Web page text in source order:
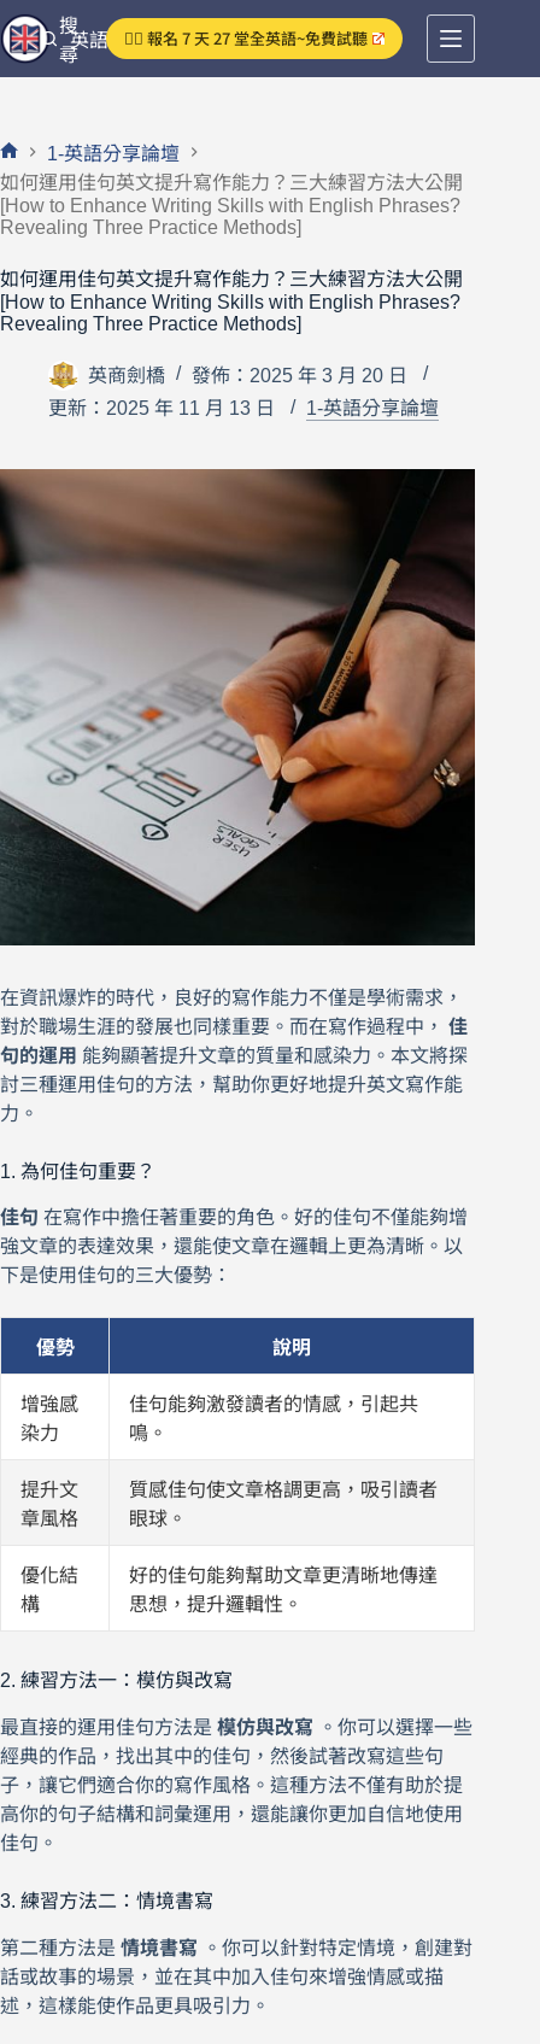
跳
至
主
容
英語分享論壇
搜
尋
👉🏻 報名 7 天 27 堂全英語~免費試聽
首
頁
1-英語分享論壇
如何運用佳句英文提升寫作能力？三大練習方法大公開
[How to Enhance Writing Skills with English Phrases?
Revealing Three Practice Methods]
如何運用佳句英文提升寫作能力？三大練習方法大公開
[How to Enhance Writing Skills with English Phrases?
Revealing Three Practice Methods]
英商劍橋
發佈：2025 年 3 月 20 日
更新：2025 年 11 月 13 日
1-英語分享論壇
在資訊爆炸的時代，良好的寫作能力不僅是學術需求，
對於職場生涯的發展也同樣重要。而在寫作過程中， 佳
句的運用 能夠顯著提升文章的質量和感染力。本文將探
討三種運用佳句的方法，幫助你更好地提升英文寫作能
力。
1. 為何佳句重要？
佳句 在寫作中擔任著重要的角色。好的佳句不僅能夠增
強文章的表達效果，還能使文章在邏輯上更為清晰。以
下是使用佳句的三大優勢：
優勢 說明
增強感
染力
佳句能夠激發讀者的情感，引起共
鳴。
提升文
章風格
質感佳句使文章格調更高，吸引讀者
眼球。
優化結
構
好的佳句能夠幫助文章更清晰地傳達
思想，提升邏輯性。
2. 練習方法一：模仿與改寫
最直接的運用佳句方法是 模仿與改寫 。你可以選擇一些
經典的作品，找出其中的佳句，然後試著改寫這些句
子，讓它們適合你的寫作風格。這種方法不僅有助於提
高你的句子結構和詞彙運用，還能讓你更加自信地使用
佳句。
3. 練習方法二：情境書寫
第二種方法是 情境書寫 。你可以針對特定情境，創建對
話或故事的場景，並在其中加入佳句來增強情感或描
述，這樣能使作品更具吸引力。